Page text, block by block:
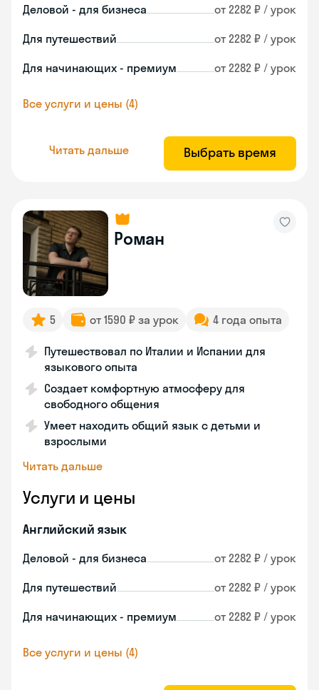
Деловой - для бизнеса от 2282 ₽ / урок
Для путешествий от 2282 ₽ / урок
Для начинающих - премиум от 2282 ₽ / урок
Все услуги и цены (4)
Читать дальше Выбрать время
Роман
5 от 1590 ₽ за урок 4 года опыта
Путешествовал по Италии и Испании для
языкового опыта
Создает комфортную атмосферу для
свободного общения
Умеет находить общий язык с детьми и
взрослыми
Читать дальше
Услуги и цены
Английский язык
Деловой - для бизнеса от 2282 ₽ / урок
Для путешествий от 2282 ₽ / урок
Для начинающих - премиум от 2282 ₽ / урок
Все услуги и цены (4)